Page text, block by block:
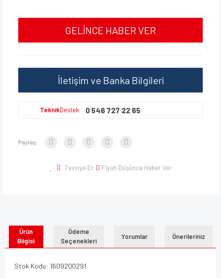
GELİNCE HABER VER
İletişim ve Banka Bilgileri
TeknikDestek 0 546 727 22 65
Paylaş:
Tavsiye Et Fiyatı Düşünce Haber Ver
Ürün
Bilgisi
Ödeme
Seçenekleri
Yorumlar Önerileriniz
Stok Kodu: 1609200291